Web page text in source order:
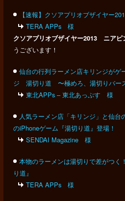
【速報】クソアプリオブザイヤー
TERA APPs 様
クソアプリオブザイヤー2013 ニアピ
うございます！
仙台の行列ラーメン店キリンジがゲ
ジ 湯切り道 〜極めろ、湯切りバー
東北APPs – 東北あっぷす 様
人気ラーメン店「キリンジ」と仙台
のiPhoneゲーム『湯切り道』登場！
SENDAI Magazine 様
本物のラーメンは湯切りで差がつく
り道』
TERA APPs 様